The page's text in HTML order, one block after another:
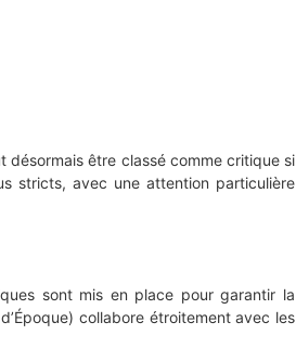
désormais être classé comme critique si
stricts, avec une attention particulière
sont mis en place pour garantir la
collabore étroitement avec les